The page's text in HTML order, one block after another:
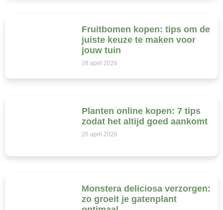
Fruitbomen kopen: tips om de
juiste keuze te maken voor
jouw tuin
28 april 2026
Planten online kopen: 7 tips
zodat het altijd goed aankomt
26 april 2026
Monstera deliciosa verzorgen:
zo groeit je gatenplant